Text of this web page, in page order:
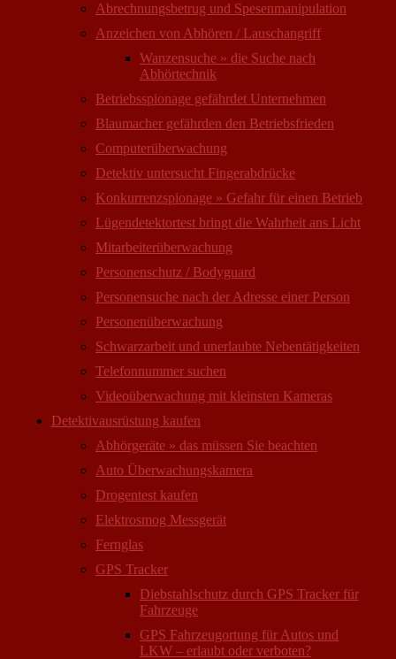
Abrechnungsbetrug und Spesenmanipulation
Anzeichen von Abhören / Lauschangriff
Wanzensuche » die Suche nach
Abhörtechnik
Betriebsspionage gefährdet Unternehmen
Blaumacher gefährden den Betriebsfrieden
Computer­überwachung
Detektiv untersucht Fingerabdrücke
Konkurrenzspionage » Gefahr für einen Betrieb
Lügendetektortest bringt die Wahrheit ans Licht
Mitarbeiter­überwachung
Personenschutz / Bodyguard
Personensuche nach der Adresse einer Person
Personen­überwachung
Schwarzarbeit und unerlaubte Nebentätigkeiten
Telefonnummer suchen
Videoüberwachung mit kleinsten Kameras
Detektivausrüstung kaufen
Abhörgeräte » das müssen Sie beachten
Auto Überwachungs­kamera
Drogentest kaufen
Elektrosmog Messgerät
Fernglas
GPS Tracker
Diebstahlschutz durch GPS Tracker für
Fahrzeuge
GPS Fahrzeugortung für Autos und
LKW – erlaubt oder verboten?